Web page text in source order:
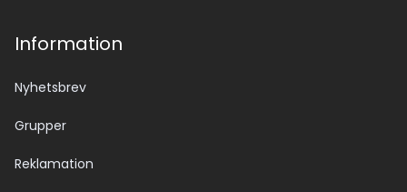
Information
Nyhetsbrev
Grupper
Reklamation